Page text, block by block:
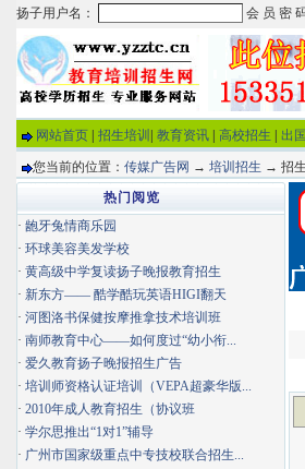
网站首页 招生培训 教育资讯 高校招生 出
您当前的位置： 传媒广告网 → 培训招生 → 招
热门阅览
· 龅牙兔情商乐园
· 环球美容美发学校
· 黄高级中学复读扬子晚报教育招生
· 新东方—— 酷学酷玩英语HIGI翻天
· 河图洛书保健按摩推拿技术培训班
· 南师教育中心——如何度过“幼小衔...
· 爱久教育扬子晚报招生广告
· 培训师资格认证培训（VEPA超豪华版...
· 2010年成人教育招生（协议班
· 学尔思推出“1对1”辅导
· 广州市国家级重点中专技校联合招生...